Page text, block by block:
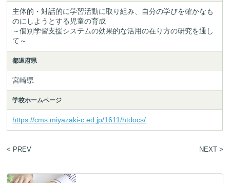
主体的・対話的に学習活動に取り組み、自分の学びを確かなも
のにしようとする児童の育成
～個別学習支援システムの効果的な活用の在り方の研究を通し
て～
都道府県
宮崎県
学校ホームページ
https://cms.miyazaki-c.ed.jp/1611/htdocs/
< PREV NEXT >